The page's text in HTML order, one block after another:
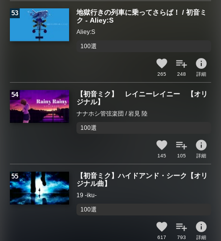
地獄行きの列車に乗ってさらば！ / 初音ミ
ク - Aliey:S
Aliey:S
100選
265 248
info
詳細
【初音ミク】 レイニーレイニー 【オリ
ジナル】
ナナホシ管弦楽団 / 岩見 陸
100選
145 105
info
詳細
【初音ミク】ハイドアンド・シーク【オリ
ジナル曲】
19 -iku-
100選
617 793
info
詳細